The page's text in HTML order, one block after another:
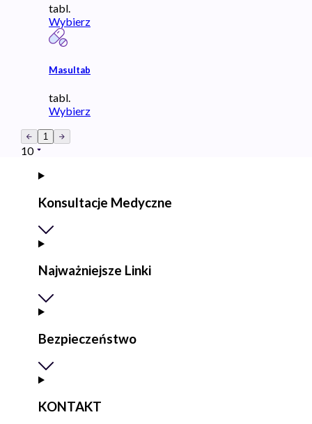
tabl.
Wybierz
Masultab
tabl.
Wybierz
1
10
Konsultacje Medyczne
Najważniejsze Linki
Bezpieczeństwo
KONTAKT